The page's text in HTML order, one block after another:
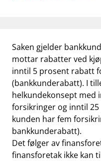
Saken gjelder
mottar rabatter ved
inntil 5 prosent rabatt
(bankkunderabatt). I
helkundekonsept
forsikringer og inntil
kunden har fem
bankkunderabatt).
Det følger av
finansforetak ikke kan